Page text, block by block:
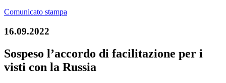
Comunicato stampa
16.09.2022
Sospeso l’accordo di facilitazione per i
visti con la Russia